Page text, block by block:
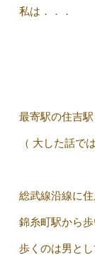
私は．．．
最寄駅の住吉
（ 大した話で
総武線沿線に
錦糸町駅から歩
歩くのは男とし